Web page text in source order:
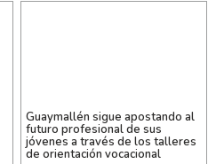
Guaymallén sigue apostando al
futuro profesional de sus
jóvenes a través de los talleres
de orientación vocacional